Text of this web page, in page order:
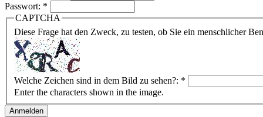
Passwort: *
CAPTCHA
Diese Frage hat den Zweck, zu testen, ob Sie ein menschlicher
Welche Zeichen sind in dem Bild zu sehen?: *
Enter the characters shown in the image.